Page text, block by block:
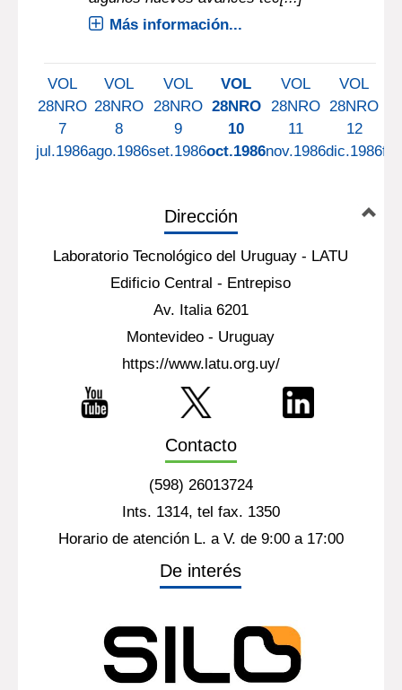
Más información...
VOL
28NRO
7
jul.1986
VOL
28NRO
8
ago.1986
VOL
28NRO
9
set.1986
VOL
28NRO
10
oct.1986
VOL
28NRO
11
nov.1986
VOL
28NRO
12
dic.1986
Dirección
Laboratorio Tecnológico del Uruguay - LATU
Edificio Central - Entrepiso
Av. Italia 6201
Montevideo - Uruguay
https://www.latu.org.uy/
Contacto
(598) 26013724
Ints. 1314, tel fax. 1350
Horario de atención L. a V. de 9:00 a 17:00
De interés